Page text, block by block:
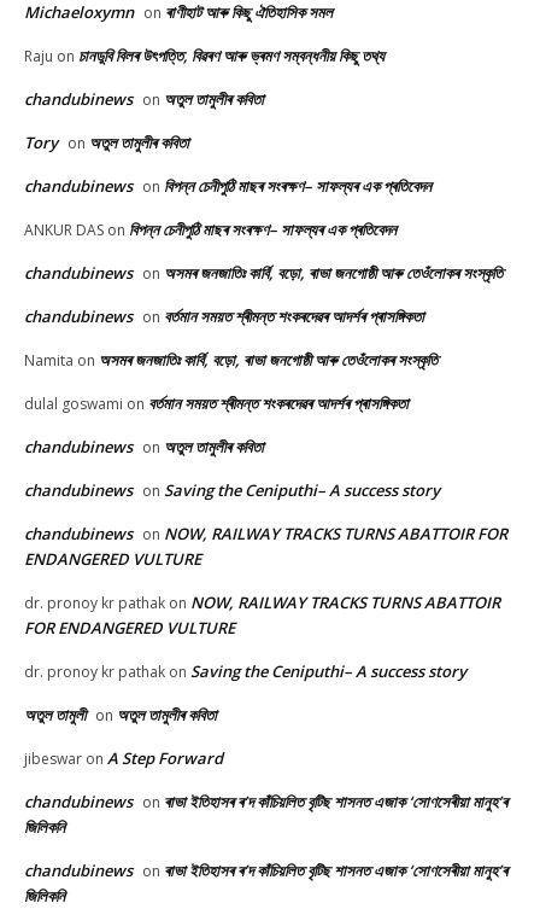
Michaeloxymn on ৰাণীহাট আৰু কিছু ঐতিহাসিক সমল
Raju on চানডুবি বিলৰ উৎপত্তি, বিৱৰণ আৰু ভ্ৰমণ সম্বন্ধনীয় কিছু তথ্য
chandubinews on অতুল তামুলীৰ কবিতা
Tory on অতুল তামুলীৰ কবিতা
chandubinews on বিপন্ন চেনীপুঠি মাছৰ সংৰক্ষণ– সাফল্যৰ এক প্ৰতিবেদন
ANKUR DAS on বিপন্ন চেনীপুঠি মাছৰ সংৰক্ষণ– সাফল্যৰ এক প্ৰতিবেদন
chandubinews on অসমৰ জনজাতিঃ কাৰ্বি, বড়ো, ৰাভা জনগোষ্ঠী আৰু তেওঁলোকৰ সংস্কৃতি
chandubinews on বৰ্তমান সময়ত শ্ৰীমন্ত শংকৰদেৱৰ আদৰ্শৰ প্ৰাসঙ্গিকতা
Namita on অসমৰ জনজাতিঃ কাৰ্বি, বড়ো, ৰাভা জনগোষ্ঠী আৰু তেওঁলোকৰ সংস্কৃতি
dulal goswami on বৰ্তমান সময়ত শ্ৰীমন্ত শংকৰদেৱৰ আদৰ্শৰ প্ৰাসঙ্গিকতা
chandubinews on অতুল তামুলীৰ কবিতা
chandubinews on Saving the Ceniputhi– A success story
chandubinews on NOW, RAILWAY TRACKS TURNS ABATTOIR FOR
ENDANGERED VULTURE
dr. pronoy kr pathak on NOW, RAILWAY TRACKS TURNS ABATTOIR
FOR ENDANGERED VULTURE
dr. pronoy kr pathak on Saving the Ceniputhi– A success story
অতুল তামুলী on অতুল তামুলীৰ কবিতা
jibeswar on A Step Forward
chandubinews on ৰাভা ইতিহাসৰ ৰ’দ কাঁচিয়লিত বৃটিছ শাসনত এজাক ‘সোণসেৰীয়া মানুহ’ৰ
জিলিকনি
chandubinews on ৰাভা ইতিহাসৰ ৰ’দ কাঁচিয়লিত বৃটিছ শাসনত এজাক ‘সোণসেৰীয়া মানুহ’ৰ
জিলিকনি